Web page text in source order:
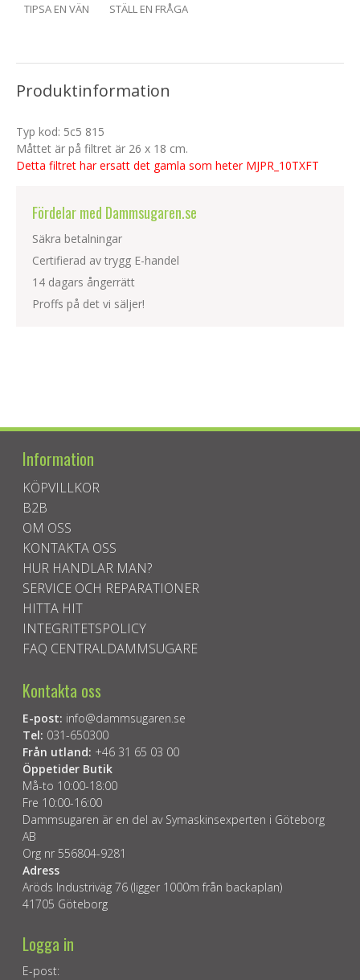
TIPSA EN VÄN STÄLL EN FRÅGA
Produktinformation
Typ kod: 5c5 815
Måttet är på filtret är 26 x 18 cm.
Detta filtret har ersatt det gamla som heter MJPR_10TXFT
Fördelar med Dammsugaren.se
Säkra betalningar
Certifierad av trygg E-handel
14 dagars ångerrätt
Proffs på det vi säljer!
Information
KÖPVILLKOR
B2B
OM OSS
KONTAKTA OSS
HUR HANDLAR MAN?
SERVICE OCH REPARATIONER
HITTA HIT
INTEGRITETSPOLICY
FAQ CENTRALDAMMSUGARE
Kontakta oss
E-post: info@dammsugaren.se
Tel: 031-650300
Från utland: +46 31 65 03 00
Öppetider Butik
Må-to 10:00-18:00
Fre 10:00-16:00
Dammsugaren är en del av Symaskinsexperten i Göteborg
AB
Org nr 556804-9281
Adress
Aröds Industriväg 76 (ligger 1000m från backaplan)
41705 Göteborg
Logga in
E-post: